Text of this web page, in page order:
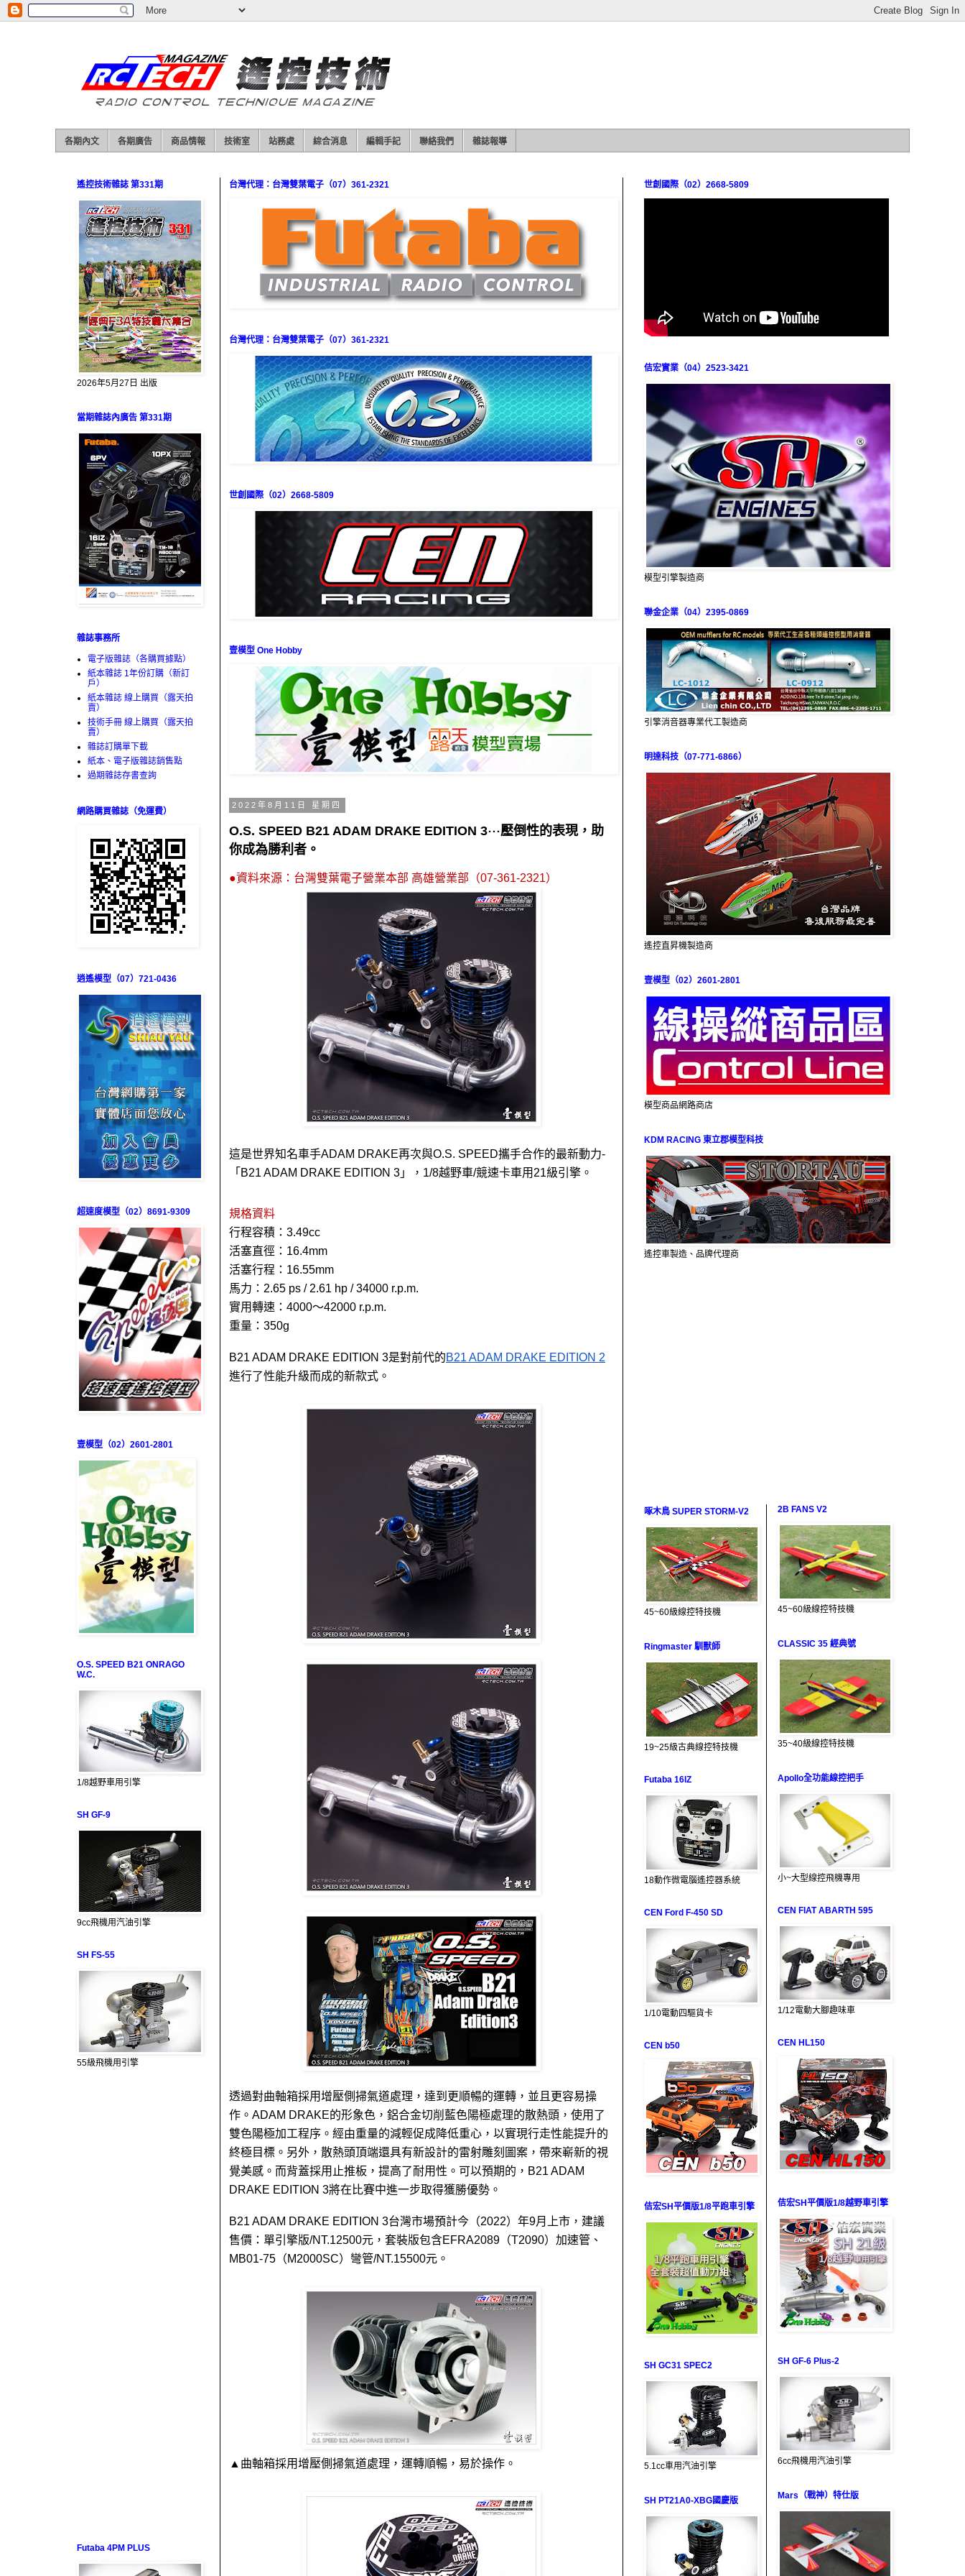
各期內文 各期廣告 商品情報 技術室 站務處 綜合消息 編輯手記 聯絡我們 雜誌報導
台灣代理：台灣雙葉電子（07）361-2321
台灣代理：台灣雙葉電子（07）361-2321
世創國際（02）2668-5809
壹模型 One Hobby
2022年8月11日 星期四
O.S. SPEED B21 ADAM DRAKE EDITION 3⋯壓倒性的表現，助
你成為勝利者。
●資料來源：台灣雙葉電子營業本部 高雄營業部（07-361-2321）
這是世界知名車手ADAM DRAKE再次與O.S. SPEED攜手合作的最新動力-
「B21 ADAM DRAKE EDITION 3」，1/8越野車/競速卡車用21級引擎。
規格資料
行程容積：3.49cc
活塞直徑：16.4mm
活塞行程：16.55mm
馬力：2.65 ps / 2.61 hp / 34000 r.p.m.
實用轉速：4000～42000 r.p.m.
重量：350g
B21 ADAM DRAKE EDITION 3是對前代的B21 ADAM DRAKE EDITION 2
進行了性能升級而成的新款式。
透過對曲軸箱採用增壓側掃氣道處理，達到更順暢的運轉，並且更容易操
作。ADAM DRAKE的形象色，鋁合金切削藍色陽極處理的散熱頭，使用了
雙色陽極加工程序。經由重量的減輕促成降低重心，以實現行走性能提升的
終極目標。另外，散熱頭頂端還具有新設計的雷射雕刻圖案，帶來嶄新的視
覺美感。而背蓋採用止推板，提高了耐用性。可以預期的，B21 ADAM
DRAKE EDITION 3將在比賽中進一步取得獲勝優勢。
B21 ADAM DRAKE EDITION 3台灣市場預計今（2022）年9月上市，建議
售價：單引擎版/NT.12500元，套裝版包含EFRA2089（T2090）加速管、
MB01-75（M2000SC）彎管/NT.15500元。
▲曲軸箱採用增壓側掃氣道處理，運轉順暢，易於操作。
遙控技術雜誌 第331期
2026年5月27日 出版
當期雜誌內廣告 第331期
雜誌事務所
電子版雜誌（各購買據點）
紙本雜誌 1年份訂購（新訂
戶）
紙本雜誌 線上購買（露天拍
賣）
技術手冊 線上購買（露天拍
賣）
雜誌訂購單下載
紙本、電子版雜誌銷售點
過期雜誌存書查詢
網路購買雜誌（免運費）
逍遙模型（07）721-0436
超速度模型（02）8691-9309
壹模型（02）2601-2801
O.S. SPEED B21 ONRAGO
W.C.
1/8越野車用引擎
SH GF-9
9cc飛機用汽油引擎
SH FS-55
55級飛機用引擎
Futaba 4PM PLUS
世創國際（02）2668-5809
佶宏實業（04）2523-3421
模型引擎製造商
聯金企業（04）2395-0869
引擎消音器專業代工製造商
明達科技（07-771-6866）
遙控直昇機製造商
壹模型（02）2601-2801
模型商品網路商店
KDM RACING 東立郡模型科技
遙控車製造、品牌代理商
啄木鳥 SUPER STORM-V2
45~60級線控特技機
Ringmaster 馴獸師
19~25級古典線控特技機
Futaba 16IZ
18動作微電腦遙控器系統
CEN Ford F-450 SD
1/10電動四驅貨卡
CEN b50
佶宏SH平價版1/8平跑車引擎
SH GC31 SPEC2
5.1cc車用汽油引擎
SH PT21A0-XBG國慶版
2B FANS V2
45~60級線控特技機
CLASSIC 35 經典號
35~40級線控特技機
Apollo全功能線控把手
小~大型線控飛機專用
CEN FIAT ABARTH 595
1/12電動大腳趣味車
CEN HL150
佶宏SH平價版1/8越野車引擎
SH GF-6 Plus-2
6cc飛機用汽油引擎
Mars（戰神）特仕版